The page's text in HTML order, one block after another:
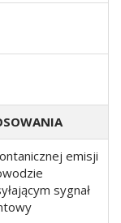
emisji
sygnał